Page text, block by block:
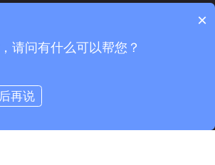
15358868788
info@fmcable.com
凤鸣公众号
×
请问有什么可以帮您？
再说